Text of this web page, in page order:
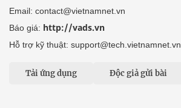
Email: contact@vietnamnet.vn
Báo giá: http://vads.vn
Hỗ trợ kỹ thuật: support@tech.vietnamnet.vn
Tải ứng dụng Độc giả gửi bài